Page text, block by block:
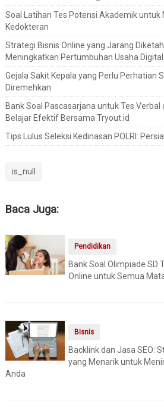
Soal Latihan Tes Potensi Akademik untuk
Kedokteran
Strategi Bisnis Online yang Jarang
Meningkatkan Pertumbuhan Usaha Digital
Gejala Sakit Kepala yang Perlu Perhatian
Diremehkan
Bank Soal Pascasarjana untuk Tes
Belajar Efektif Bersama Tryout.id
Tips Lulus Seleksi Kedinasan POLRI:
is_null
Baca Juga:
Pendidikan
Bank Soal Olimpiade SD
Online untuk Semua
Bisnis
Backlink dan Jasa SEO:
yang Menarik untuk
Anda